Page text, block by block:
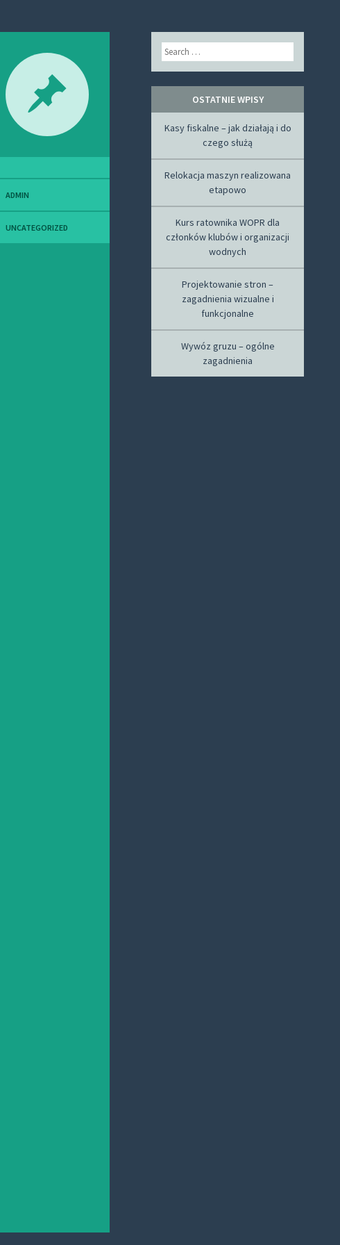
ADMIN
UNCATEGORIZED
Search
OSTATNIE WPISY
Kasy fiskalne – jak działają i do
czego służą
Relokacja maszyn realizowana
etapowo
Kurs ratownika WOPR dla
członków klubów i organizacji
wodnych
Projektowanie stron –
zagadnienia wizualne i
funkcjonalne
Wywóz gruzu – ogólne
zagadnienia